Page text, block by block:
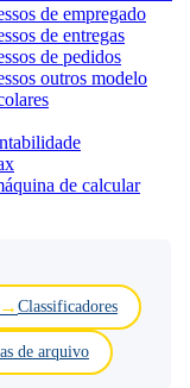
de empregado
de entregas
de pedidos
outros modelo
de calcular
Classificadores
de arquivo